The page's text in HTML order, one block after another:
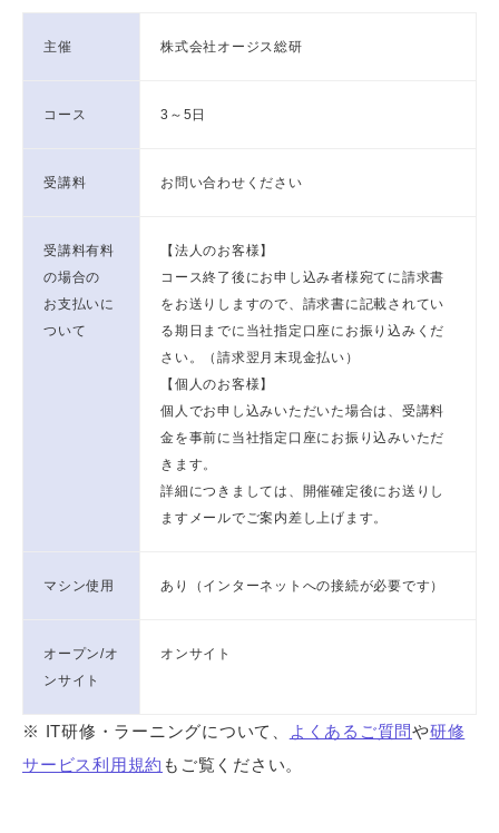
主催 株式会社オージス総研
コース 3～5日
受講料 お問い合わせください
受講料有料
の場合の
お支払いに
ついて
【法人のお客様】
コース終了後にお申し込み者様宛てに請求書
をお送りしますので、請求書に記載されてい
る期日までに当社指定口座にお振り込みくだ
さい。（請求翌月末現金払い）
【個人のお客様】
個人でお申し込みいただいた場合は、受講料
金を事前に当社指定口座にお振り込みいただ
きます。
詳細につきましては、開催確定後にお送りし
ますメールでご案内差し上げます。
マシン使用 あり（インターネットへの接続が必要です）
オープン/オ
ンサイト
オンサイト
※ IT研修・ラーニングについて、 よくあるご質問や研修
サービス利用規約 もご覧ください。